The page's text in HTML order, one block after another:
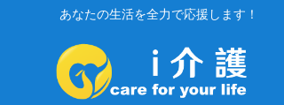
あなたの生活を全力で応援します！